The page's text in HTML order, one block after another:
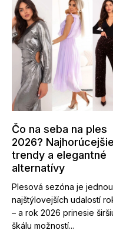
Čo na seba na ples
2026? Najhorúcejšie
trendy a elegantné
alternatívy
Plesová sezóna je
najštýlovejších udalostí
– a rok 2026 prinesie
škálu možností...